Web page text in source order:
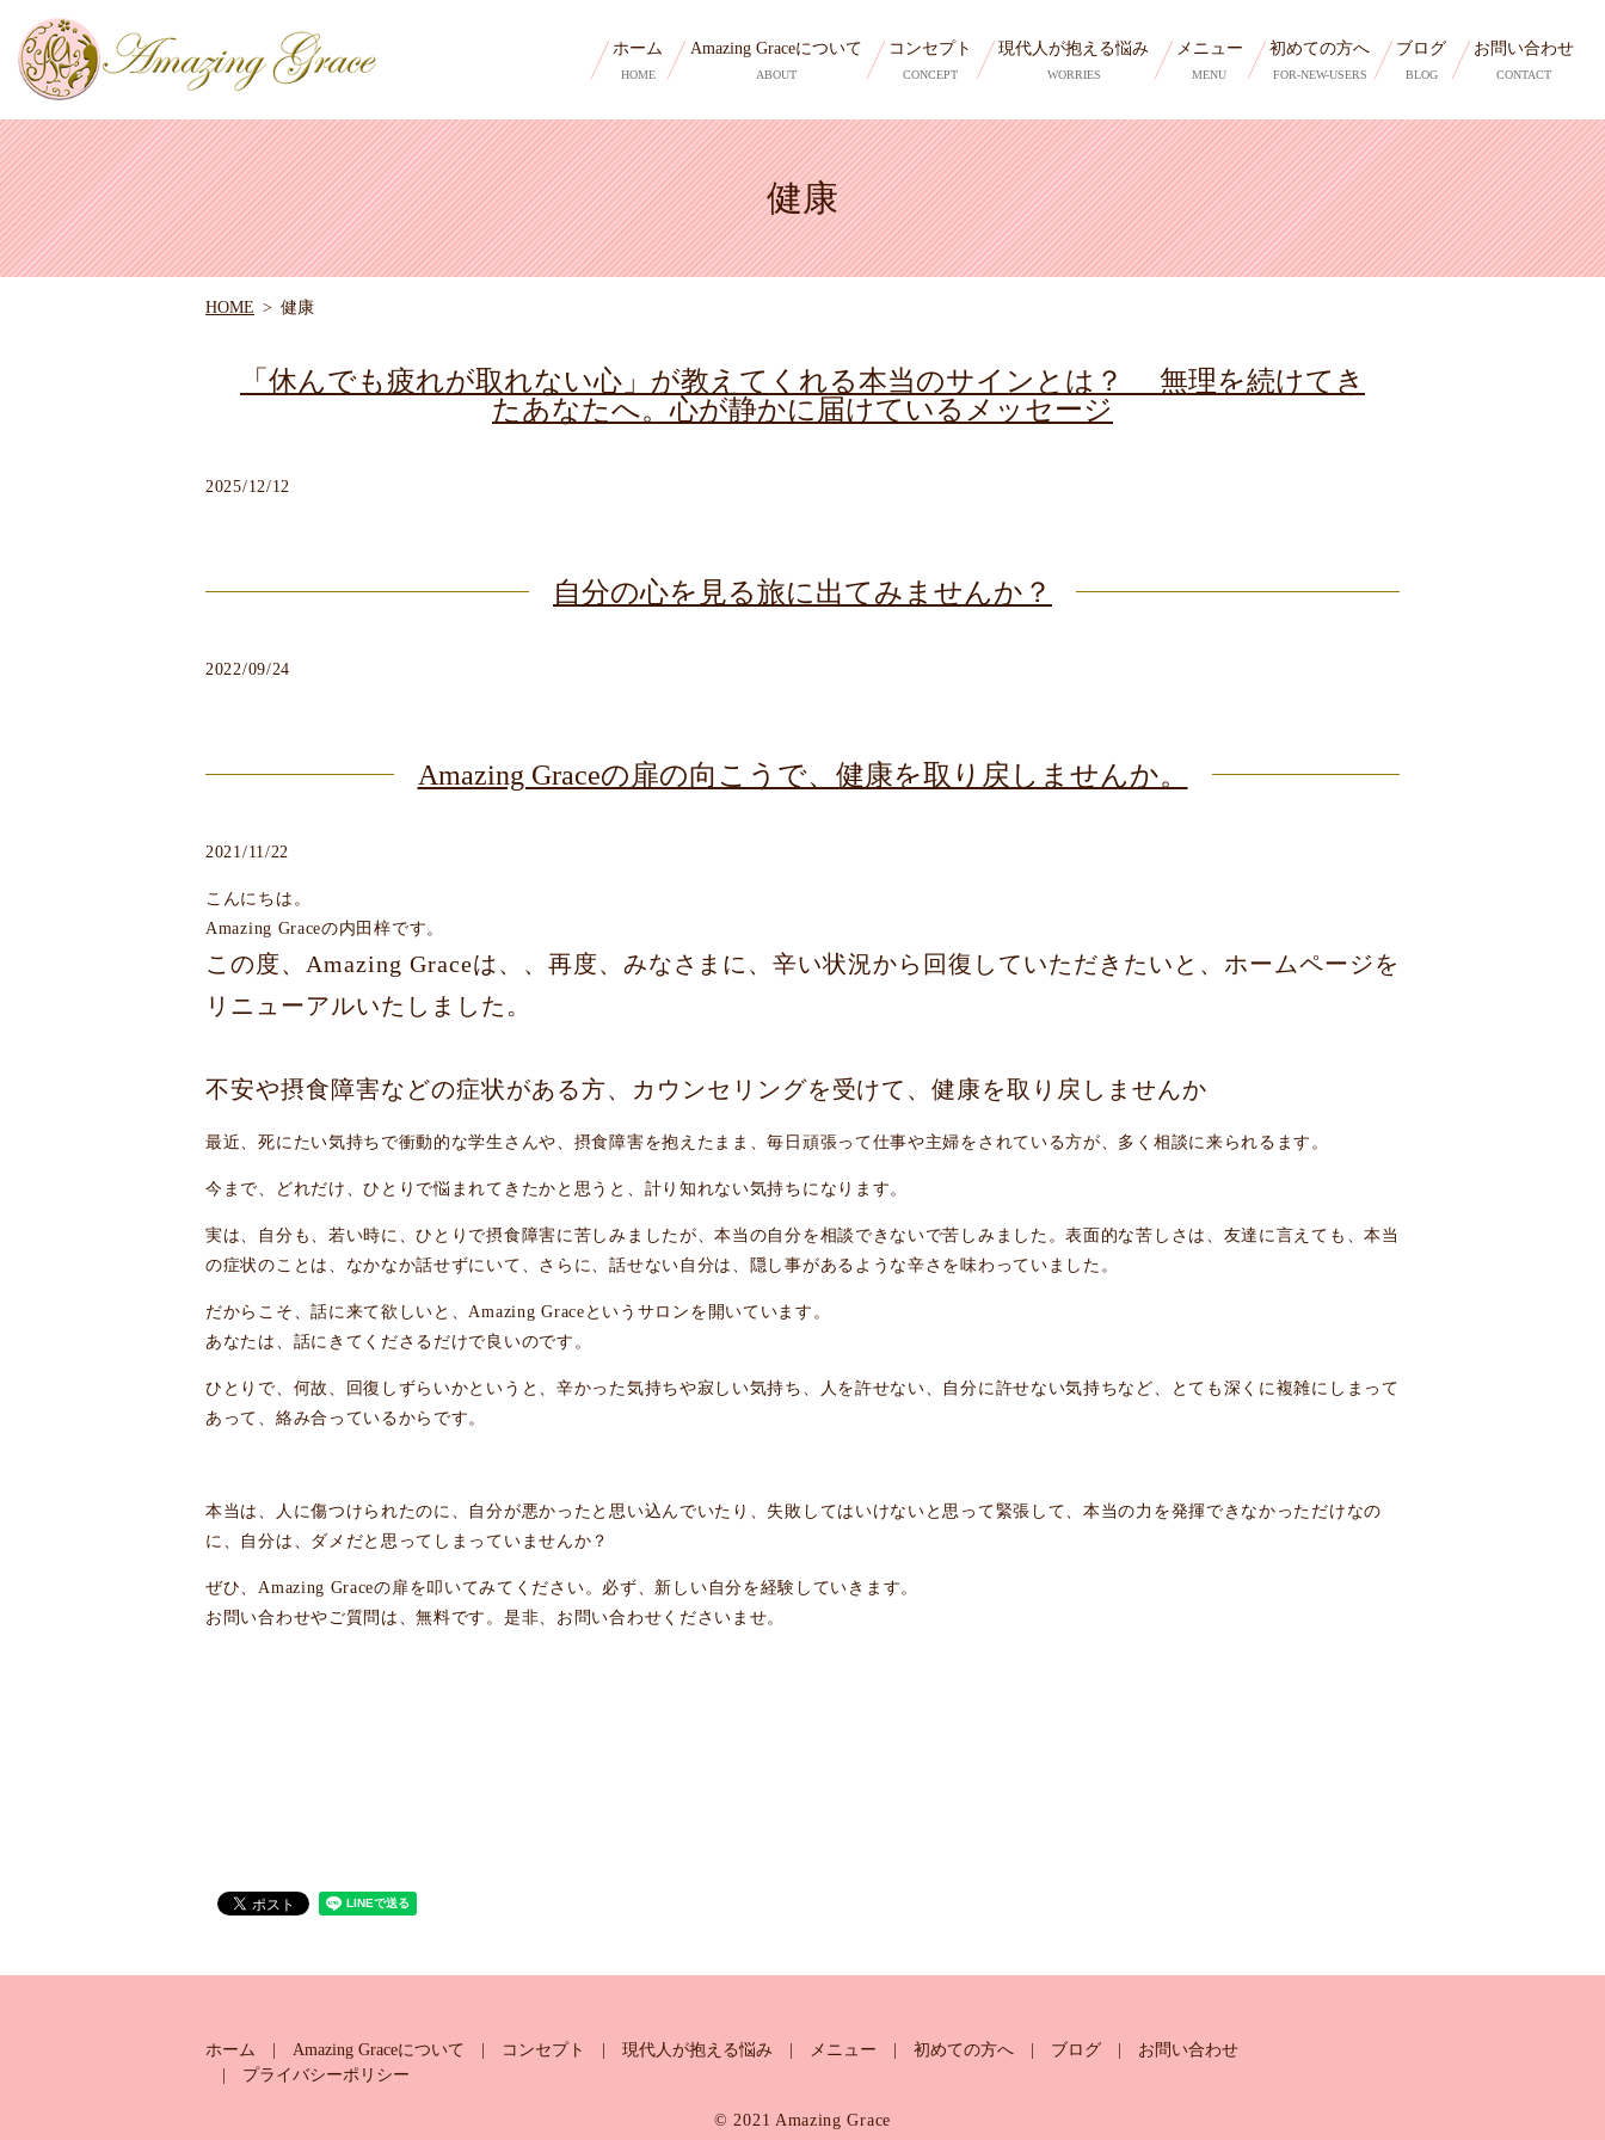
ホーム
HOME
Amazing Graceについて
ABOUT
コンセプト
CONCEPT
現代人が抱える悩み
WORRIES
メニュー
MENU
初めての方へ
FOR-NEW-USERS
ブログ
BLOG
お問い合わせ
CONTACT
健康
HOME 健康
「休んでも疲れが取れない心」が教えてくれる本当のサインとは？ 無理を続けてき
たあなたへ。心が静かに届けているメッセージ
2025/12/12
自分の心を見る旅に出てみませんか？
2022/09/24
Amazing Graceの扉の向こうで、健康を取り戻しませんか。
2021/11/22
こんにちは。
Amazing Graceの内田梓です。
この度、Amazing Graceは、、再度、みなさまに、辛い状況から回復していただきたいと、ホームページを
リニューアルいたしました。
不安や摂食障害などの症状がある方、カウンセリングを受けて、健康を取り戻しませんか
最近、死にたい気持ちで衝動的な学生さんや、摂食障害を抱えたまま、毎日頑張って仕事や主婦をされている方が、多く相談に来られるます。
今まで、どれだけ、ひとりで悩まれてきたかと思うと、計り知れない気持ちになります。
実は、自分も、若い時に、ひとりで摂食障害に苦しみましたが、本当の自分を相談できないで苦しみました。表面的な苦しさは、友達に言えても、本当
の症状のことは、なかなか話せずにいて、さらに、話せない自分は、隠し事があるような辛さを味わっていました。
だからこそ、話に来て欲しいと、Amazing Graceというサロンを開いています。
あなたは、話にきてくださるだけで良いのです。
ひとりで、何故、回復しずらいかというと、辛かった気持ちや寂しい気持ち、人を許せない、自分に許せない気持ちなど、とても深くに複雑にしまって
あって、絡み合っているからです。
本当は、人に傷つけられたのに、自分が悪かったと思い込んでいたり、失敗してはいけないと思って緊張して、本当の力を発揮できなかっただけなの
に、自分は、ダメだと思ってしまっていませんか？
ぜひ、Amazing Graceの扉を叩いてみてください。必ず、新しい自分を経験していきます。
お問い合わせやご質問は、無料です。是非、お問い合わせくださいませ。
ホーム Amazing Graceについて コンセプト 現代人が抱える悩み メニュー 初めての方へ ブログ
お問い合わせ
プライバシーポリシー
© 2021 Amazing Grace